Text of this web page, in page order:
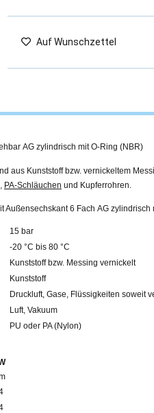
Auf Wunschzettel
AG zylindrisch mit O-Ring (NBR)
aus Kunststoff bzw. vernickeltem
PA-Schläuchen und Kupferrohren.
6 Fach AG zylindrisch
15 bar
-20 °C bis 80 °C
Kunststoff bzw. Messing vernickelt
Kunststoff
Druckluft, Gase, Flüssigkeiten soweit
Luft, Vakuum
PU oder PA (Nylon)